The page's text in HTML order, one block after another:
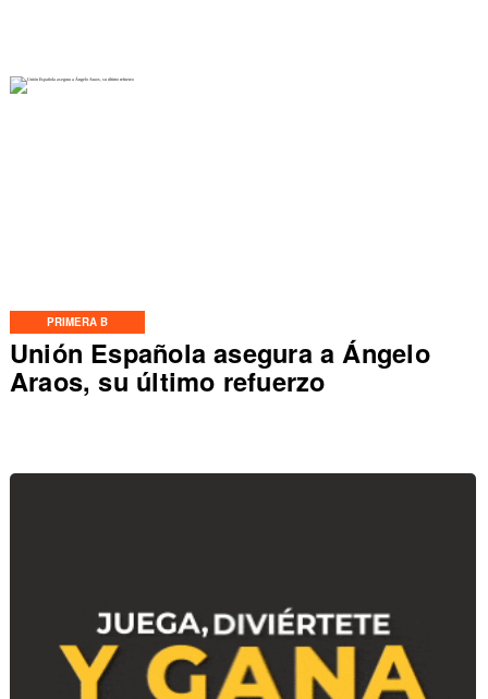
PRIMERA B
Unión Española asegura a Ángelo
Araos, su último refuerzo